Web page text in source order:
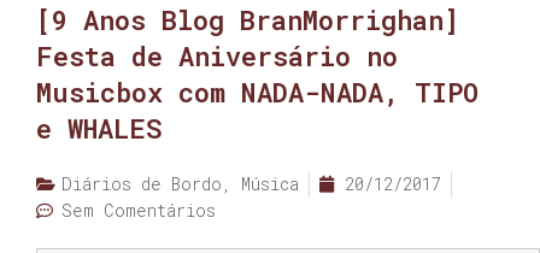
[9 Anos Blog BranMorrighan]
Festa de Aniversário no
Musicbox com NADA-NADA, TIPO
e WHALES
Diários de Bordo , Música
20/12/2017
Sem Comentários